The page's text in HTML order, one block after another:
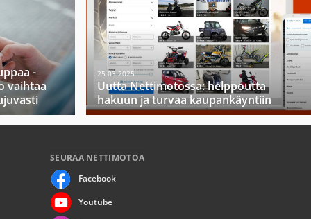
-
vaihtaa
25.03.2025
Uutta Nettimotossa: helppoutta
hakuun ja turvaa kaupankäyntiin
SEURAA NETTIMOTOA
Facebook
Youtube